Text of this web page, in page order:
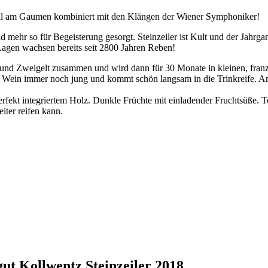
Gaumen kombiniert mit den Klängen der Wiener Symphoniker!
mehr so für Begeisterung gesorgt. Steinzeiler ist Kult und der
wachsen bereits seit 2800 Jahren Reben!
Zweigelt zusammen und wird dann für 30 Monate in kleinen,
immer noch jung und kommt schön langsam in die Trinkreife.
integriertem Holz. Dunkle Früchte mit einladender Fruchtsüße.
reifen kann.